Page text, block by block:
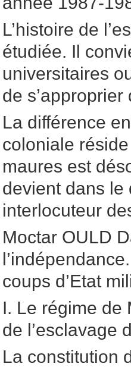
L’histoire de
étudiée. Il
universitaires
de
La différence
coloniale
maures est
devient dans le
interlocuteur
Moctar OULD
coups d’Etat
I. Le régime de
de l’esclavage
La constitution